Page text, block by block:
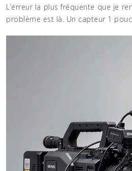
L’erreur la plus fréquente que je
problème est là. Un capteur 1